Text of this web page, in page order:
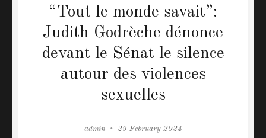
“Tout le monde savait”:
Judith Godrèche dénonce
devant le Sénat le silence
autour des violences
sexuelles
Author
admin
Posted
29 February 2024